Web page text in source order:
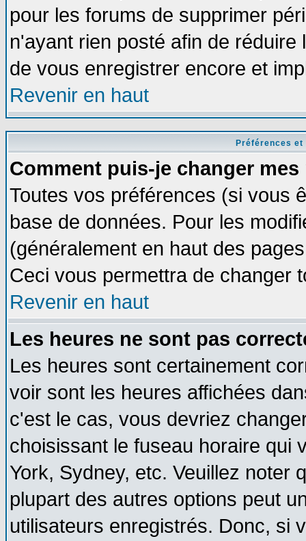
pour les forums de supprimer
n'ayant rien posté afin de
de vous enregistrer encore et
Revenir en haut
Préférences
Comment puis-je changer mes
Toutes vos préférences (si vous
base de données. Pour les
(généralement en haut des
Ceci vous permettra de changer
Revenir en haut
Les heures ne sont pas
Les heures sont certainement
voir sont les heures affichées
c'est le cas, vous devriez
choisissant le fuseau horaire qui
York, Sydney, etc. Veuillez noter
plupart des autres options peut
utilisateurs enregistrés. Donc, si